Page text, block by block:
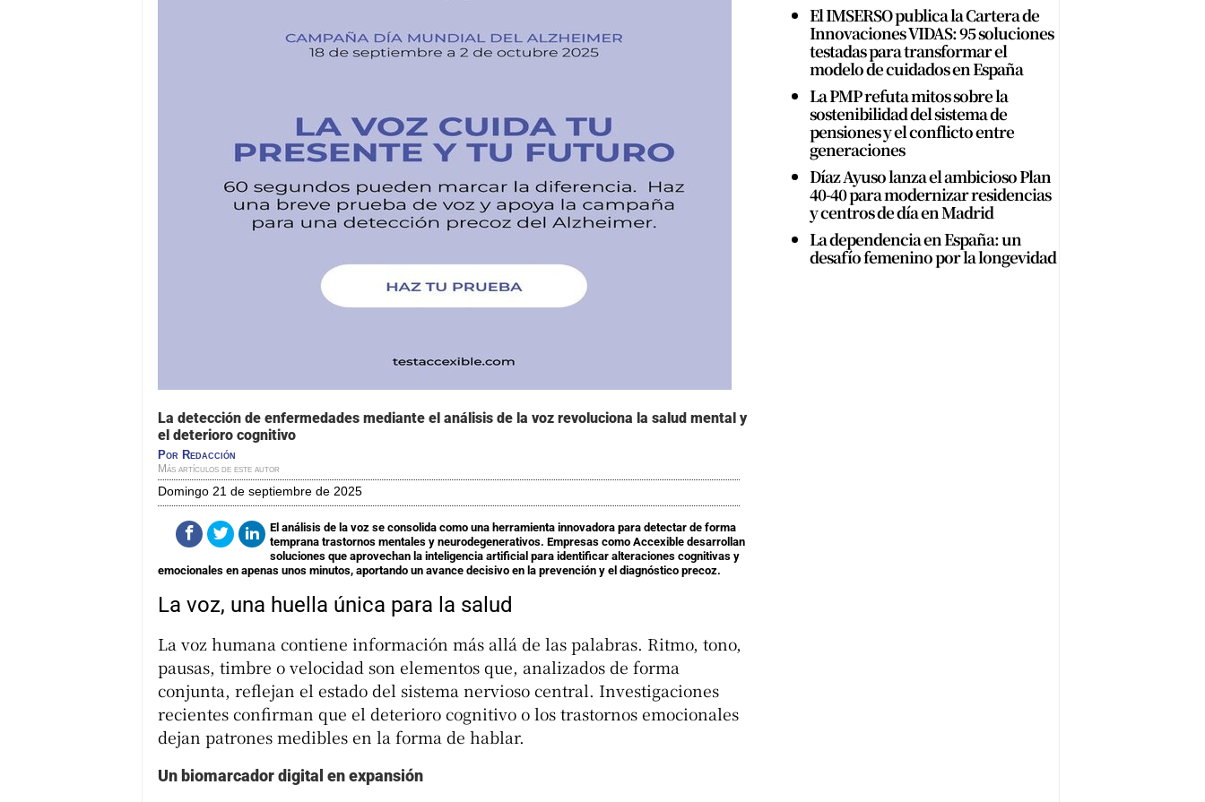
La detección de enfermedades mediante el análisis de la voz revoluciona la salud mental y
el deterioro cognitivo
Por Redacción
Más artículos de este autor
domingo 21 de septiembre de 2025
El análisis de la voz se consolida como una herramienta innovadora para detectar de forma
temprana trastornos mentales y neurodegenerativos. Empresas como Accexible desarrollan
soluciones que aprovechan la inteligencia artificial para identificar alteraciones cognitivas y
emocionales en apenas unos minutos, aportando un avance decisivo en la prevención y el diagnóstico precoz.
La voz, una huella única para la salud
La voz humana contiene información más allá de las palabras. Ritmo, tono,
pausas, timbre o velocidad son elementos que, analizados de forma
conjunta, reflejan el estado del sistema nervioso central. Investigaciones
recientes confirman que el deterioro cognitivo o los trastornos emocionales
dejan patrones medibles en la forma de hablar.
Un biomarcador digital en expansión
El IMSERSO publica la Cartera de
Innovaciones VIDAS: 95 soluciones
testadas para transformar el
modelo de cuidados en España
La PMP refuta mitos sobre la
sostenibilidad del sistema de
pensiones y el conflicto entre
generaciones
Díaz Ayuso lanza el ambicioso Plan
40-40 para modernizar residencias
y centros de día en Madrid
La dependencia en España: un
desafío femenino por la longevidad